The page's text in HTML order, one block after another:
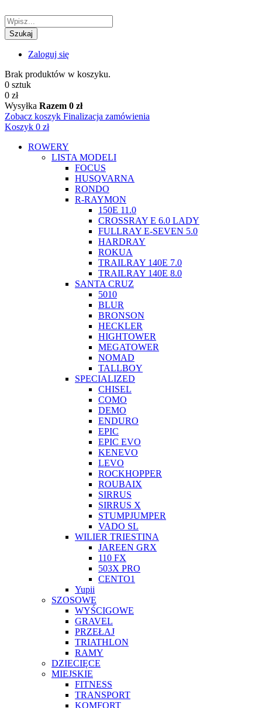
Szukaj
Zaloguj się
Brak produktów w koszyku.
0 sztuk
0 zł
Wysyłka Razem 0 zł
Zobacz koszyk Finalizacja zamówienia
Koszyk 0 zł
ROWERY
LISTA MODELI
FOCUS
HUSQVARNA
RONDO
R-RAYMON
150E 11.0
CROSSRAY E 6.0 LADY
FULLRAY E-SEVEN 5.0
HARDRAY
ROKUA
TRAILRAY 140E 7.0
TRAILRAY 140E 8.0
SANTA CRUZ
5010
BLUR
BRONSON
HECKLER
HIGHTOWER
MEGATOWER
NOMAD
TALLBOY
SPECIALIZED
CHISEL
COMO
DEMO
ENDURO
EPIC
EPIC EVO
KENEVO
LEVO
ROCKHOPPER
ROUBAIX
SIRRUS
SIRRUS X
STUMPJUMPER
VADO SL
WILIER TRIESTINA
JAREEN GRX
110 FX
503X PRO
CENTO1
Yupii
SZOSOWE
WYŚCIGOWE
GRAVEL
PRZEŁAJ
TRIATHLON
RAMY
DZIECIĘCE
MIEJSKIE
FITNESS
TRANSPORT
KOMFORT